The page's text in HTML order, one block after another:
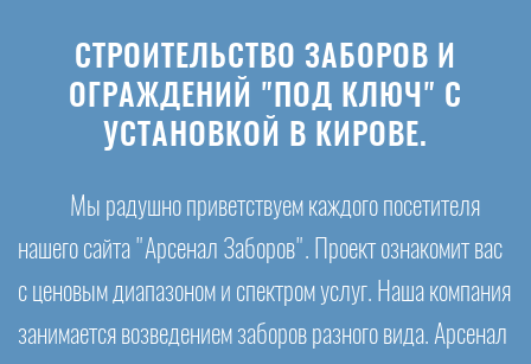
СТРОИТЕЛЬСТВО ЗАБОРОВ И
ОГРАЖДЕНИЙ "ПОД КЛЮЧ" С
УСТАНОВКОЙ В КИРОВЕ.
Мы радушно приветствуем каждого посетителя
нашего сайта "Арсенал Заборов". Проект ознакомит вас
с ценовым диапазоном и спектром услуг. Наша компания
занимается возведением заборов разного вида. Арсенал